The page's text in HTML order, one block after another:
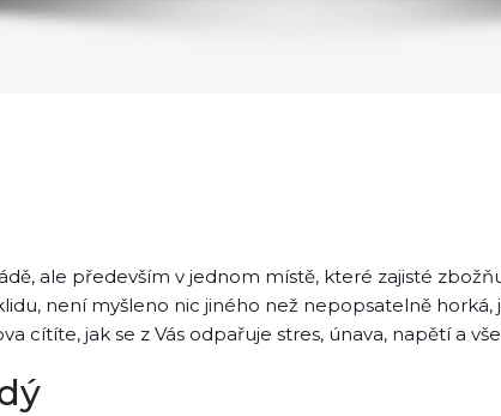
ale především v jednom místě, které zajisté
není myšleno nic jiného než nepopsatelně horká,
cítíte, jak se z Vás odpařuje stres, únava, napětí a